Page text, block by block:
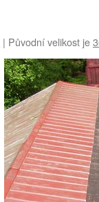
| Původní velikost je